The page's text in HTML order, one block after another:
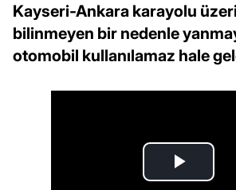
Kayseri-Ankara karayolu
bilinmeyen bir nedenle
otomobil kullanılamaz hale